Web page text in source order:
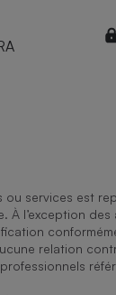
services est
À l’exception
relation